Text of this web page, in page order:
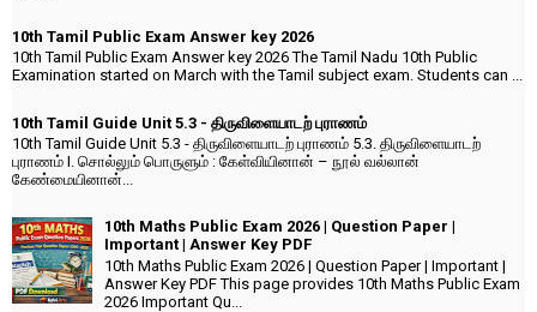
10th Tamil Public Exam Answer key 2026
10th Tamil Public Exam Answer key 2026 The Tamil Nadu 10th Public
Examination started on March with the Tamil subject exam. Students can ...
10th Tamil Guide Unit 5.3 - திருவிளையாடற் புராணம்
10th Tamil Guide Unit 5.3 - திருவிளையாடற் புராணம் 5.3. திருவிளையாடற்
புராணம் I. சொல்லும் பொருளும் : கேள்வியினான் – நூல் வல்லான்
கேண்மையினான்...
10th Maths Public Exam 2026 | Question Paper |
Important | Answer Key PDF
10th Maths Public Exam 2026 | Question Paper | Important |
Answer Key PDF This page provides 10th Maths Public Exam
2026 Important Qu...